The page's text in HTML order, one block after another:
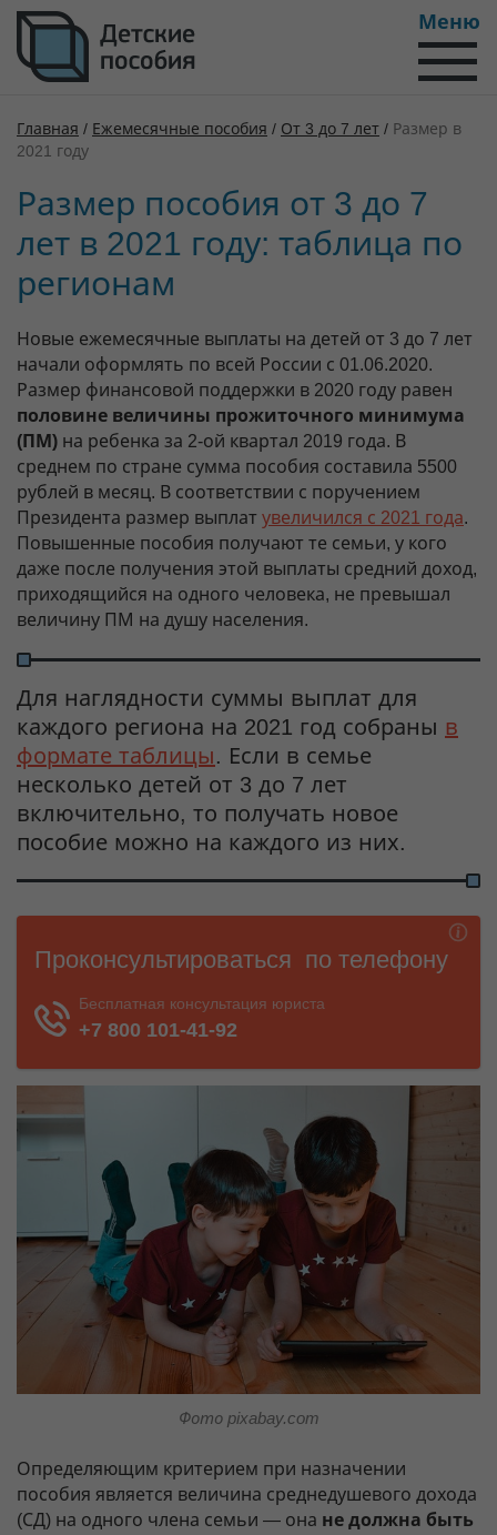
Меню
Главная / Ежемесячные пособия / От 3 до 7 лет / Размер в
2021 году
Размер пособия от 3 до 7
лет в 2021 году: таблица по
регионам
Новые ежемесячные выплаты на детей от 3 до 7 лет
начали оформлять по всей России с 01.06.2020.
Размер финансовой поддержки в 2020 году равен
половине величины прожиточного минимума
(ПМ) на ребенка за 2-ой квартал 2019 года. В
среднем по стране сумма пособия составила 5500
рублей в месяц. В соответствии с поручением
Президента размер выплат увеличился с 2021 года.
Повышенные пособия получают те семьи, у кого
даже после получения этой выплаты средний доход,
приходящийся на одного человека, не превышал
величину ПМ на душу населения.
Для наглядности суммы выплат для
каждого региона на 2021 год собраны в
формате таблицы. Если в семье
несколько детей от 3 до 7 лет
включительно, то получать новое
пособие можно на каждого из них.
Фото pixabay.com
Определяющим критерием при назначении
пособия является величина среднедушевого дохода
(СД) на одного члена семьи — она не должна быть